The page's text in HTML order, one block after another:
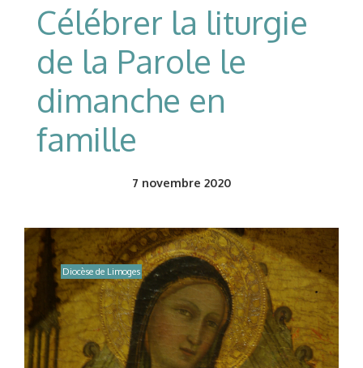
Célébrer la liturgie
de la Parole le
dimanche en
famille
7 novembre 2020
Diocèse de Limoges